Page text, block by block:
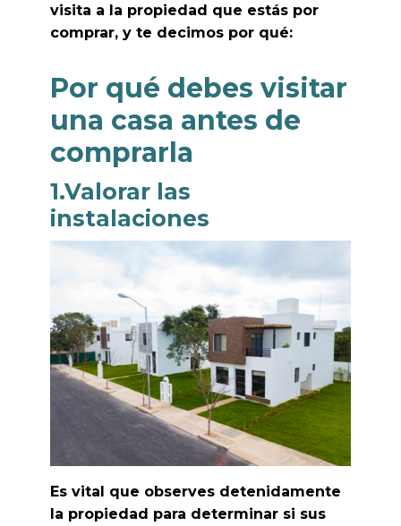
visita a la propiedad que estás por
comprar, y te decimos por qué:
Por qué debes visitar
una casa antes de
comprarla
1.Valorar las
instalaciones
Es vital que observes detenidamente
la propiedad para determinar si sus